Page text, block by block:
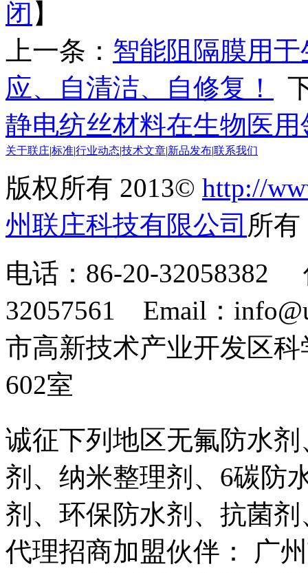
闭 】
上一条： 智能阻隔膜用
应、自清洁、自修复！
静电纺丝材料在生物医
关于联庄标准行业动态技术文章 新品发布联系我们
版权所有 2013© http://
州联庄科技有限公司 所
电话：86-20-32058382
32057561 Email：
市高新技术产业开发区
602室
诚征下列地区无氟防水
剂、纳米整理剂、6碳防
剂、环保防水剂、抗菌
代理招商加盟伙伴： 广